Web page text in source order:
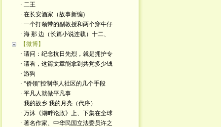
· 二王
· 在长安酒家（故事新编)
· 一个打领带的副教授和两个穿牛仔
· 海 那 边（长篇小说连载）十二、
【微博】
· 请问：纪念抗日先烈，就是拥护专
· 请看，这篇文章能拿到共党多少钱
· 游狗
· “侨领”控制华人社区的几个手段
· 平凡人就做平凡事
· 我的故乡 我的月亮（代序）
· 万沐《湖畔论政》上、下集在全球
· 著名作家、中华民国立法委员许之